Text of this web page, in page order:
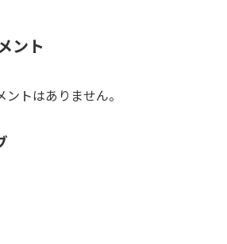
ント
トはありません。